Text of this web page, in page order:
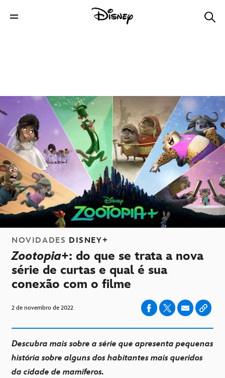
NOVIDADES DISNEY+
Zootopia+: do que se trata a nova
série de curtas e qual é sua
conexão com o filme
2 de novembro de 2022
Descubra mais sobre a série que apresenta pequenas
história sobre alguns dos habitantes mais queridos
da cidade de mamíferos.